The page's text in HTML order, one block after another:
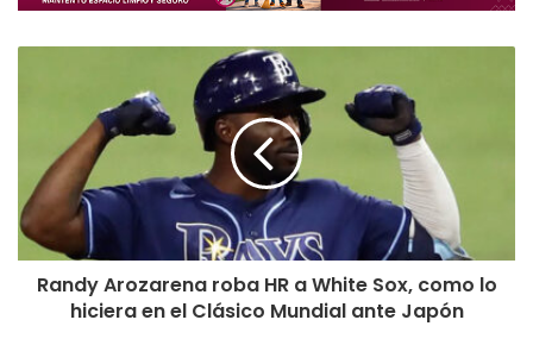
Randy Arozarena roba HR a White Sox, como lo
hiciera en el Clásico Mundial ante Japón